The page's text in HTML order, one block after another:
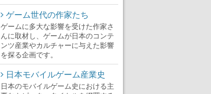
ゲーム世代の作家たち
ゲームに多大な影響を受けた作家さ
んに取材し、ゲームが日本のコンテ
ンツ産業やカルチャーに与えた影響
を探る企画です。
日本モバイルゲーム産業史
日本のモバイルゲーム史における主